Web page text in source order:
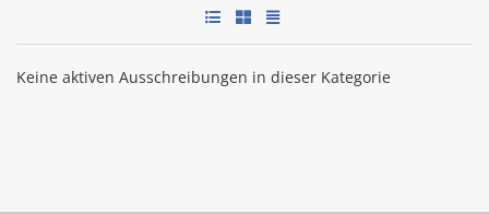
Keine aktiven Ausschreibungen in dieser Kategorie